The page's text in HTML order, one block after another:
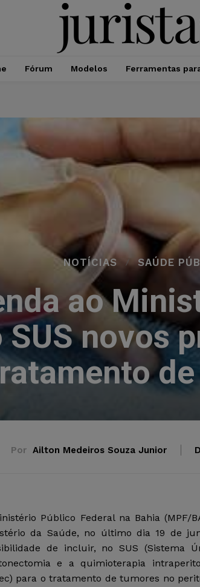
Fórum Modelos Ferramentas
NOTÍCIAS SAÚDE
ao
novos
Por Ailton Medeiros Souza Junior
Público Federal na Bahia (MPF/
da Saúde, no último dia 19 de
de incluir, no SUS (Sistema
e a quimioterapia
para o tratamento de tumores no